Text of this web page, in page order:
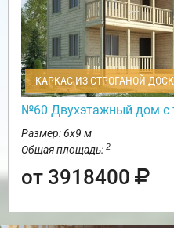
КАРКАС ИЗ СТРОГАНОЙ
№60 Двухэтажный дом с
Размер: 6х9 м
Общая площадь: 2
от 3918400